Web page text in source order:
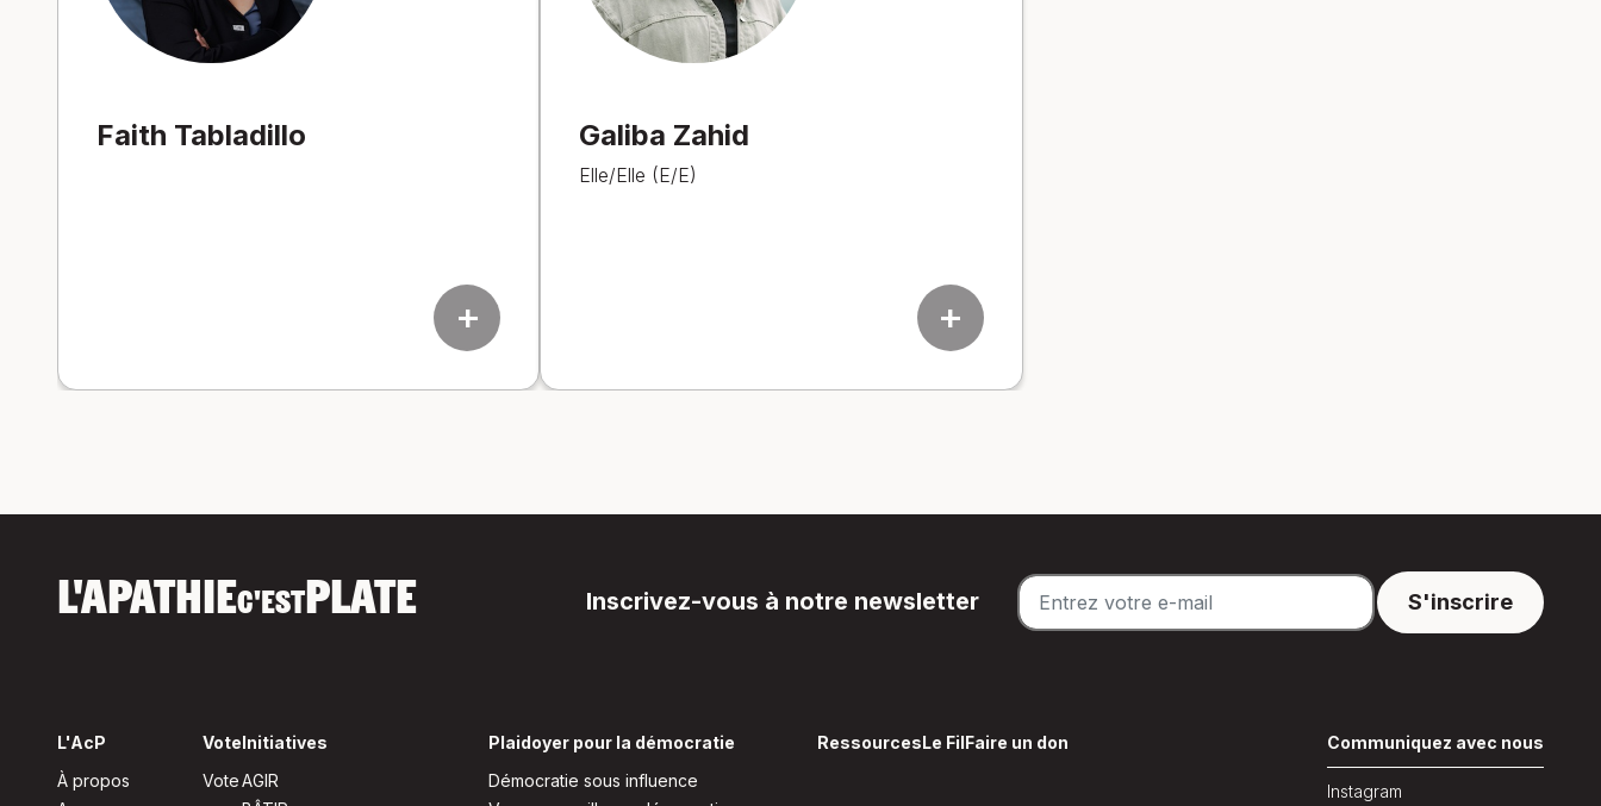
Faith Tabladillo
add
Galiba Zahid
Elle/Elle (E/E)
add
L'APATHIEC'ESTPLATE Inscrivez-vous à notre newsletter
L'AcP
À propos
Vote
Vote
Initiatives
AGIR
Plaidoyer pour la démocratie
Démocratie sous influence
RessourcesLe FilFaire un don Communiquez avec nous
Instagram